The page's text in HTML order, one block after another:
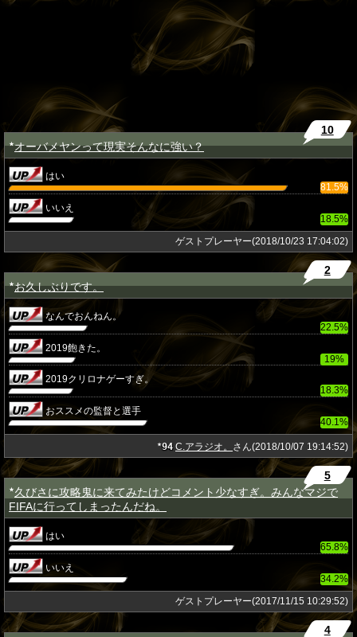
★オーバメヤンって現実そんなに強い？
10
はい
81.5%
いいえ
18.5%
ゲストプレーヤー(2018/10/23 17:04:02)
★お久しぶりです。
2
なんでおんねん。
22.5%
2019飽きた。
19%
2019クリロナゲーすぎ。
18.3%
おススメの監督と選手
40.1%
★94 C.アラジオ。 さん(2018/10/07 19:14:52)
★ 久びさに攻略鬼に来てみたけどコメント少なすぎ。みんなマジで
FIFAに行ってしまったんだね。
5
はい
65.8%
いいえ
34.2%
ゲストプレーヤー(2017/11/15 10:29:52)
4